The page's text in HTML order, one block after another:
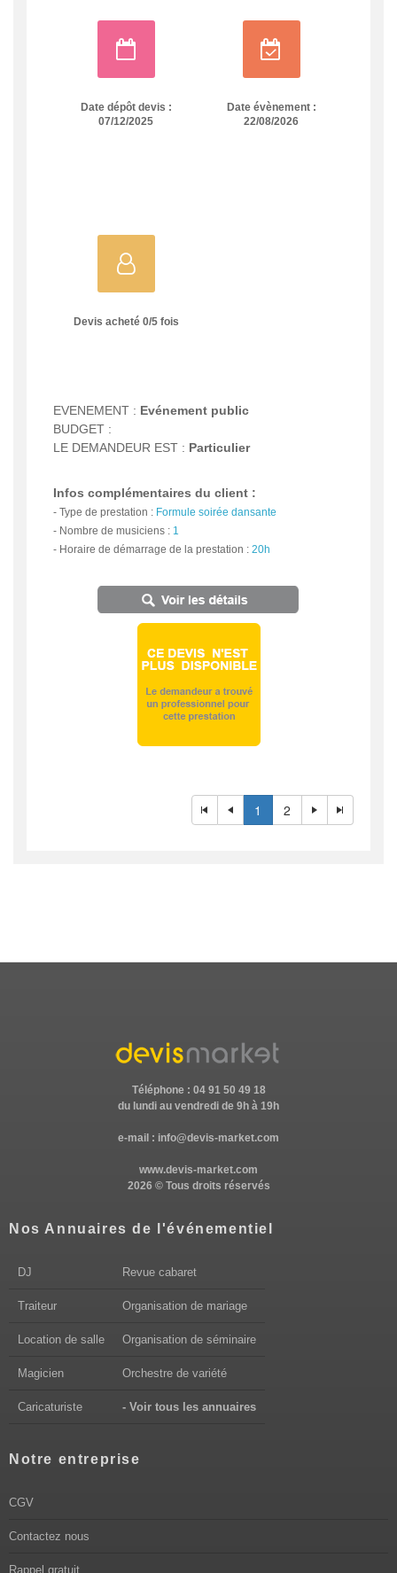
Date dépôt devis :
07/12/2025
Date évènement :
22/08/2026
Devis acheté 0/5fois
EVENEMENT : Evénement public
BUDGET :
LE DEMANDEUR EST : Particulier
Infos complémentaires du client :
- Type de prestation : Formule soirée dansante
- Nombre de musiciens : 1
- Horaire de démarrage de la prestation : 20h
1 2
Téléphone : 04 91 50 49 18
du lundi au vendredi de 9h à 19h
e-mail : info@devis-market.com
www.devis-market.com
2026 © Tous droits réservés
Nos Annuaires de l'événementiel
DJ Revue cabaret
Traiteur Organisation de mariage
Location de salle Organisation de séminaire
Magicien Orchestre de variété
Caricaturiste - Voir tous les annuaires
Notre entreprise
CGV
Contactez nous
Rappel gratuit